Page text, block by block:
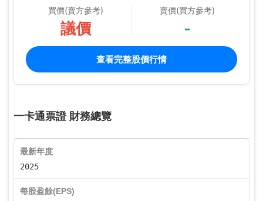
買價(賣方參考)
議價
賣價(買方參考)
-
查看完整股價行情
一卡通票證 財務總覽
最新年度
2025
每股盈餘(EPS)